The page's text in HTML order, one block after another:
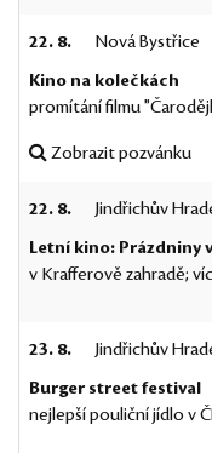
22. 8. Nová Bystřice
Kino na kolečkách
promítání filmu
Zobrazit pozvánku
22. 8. Jindřichův
Letní kino: Prázdniny
v Krafferově zahradě;
23. 8. Jindřichův
Burger street festival
nejlepší pouliční jídlo v